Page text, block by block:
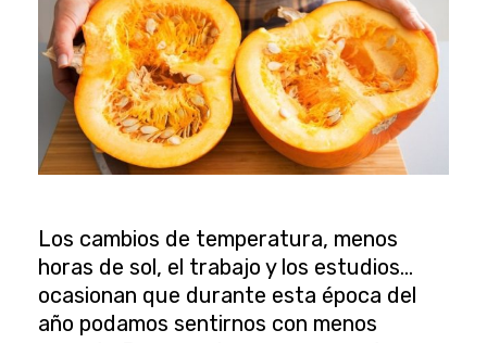
Los cambios de temperatura, menos
horas de sol, el trabajo y los estudios…
ocasionan que durante esta época del
año podamos sentirnos con menos